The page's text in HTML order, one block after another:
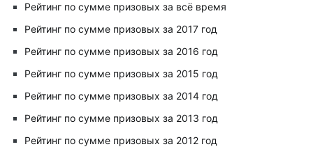
Рейтинг по сумме призовых за всё время
Рейтинг по сумме призовых за 2017 год
Рейтинг по сумме призовых за 2016 год
Рейтинг по сумме призовых за 2015 год
Рейтинг по сумме призовых за 2014 год
Рейтинг по сумме призовых за 2013 год
Рейтинг по сумме призовых за 2012 год